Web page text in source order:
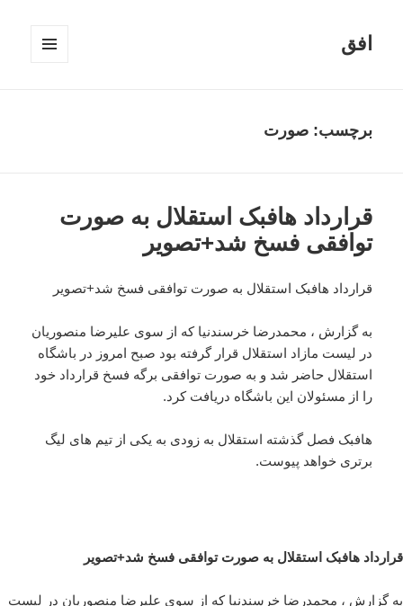
افق
برچسب:صورت
قرارداد هافبک استقلال به صورت
توافقی فسخ شد+تصویر
قرارداد هافبک استقلال به صورت توافقی فسخ شد+تصویر
به گزارش ، محمدرضا خرسندنیا که از سوی علیرضا منصوریان
در لیست مازاد استقلال قرار گرفته بود صبح امروز در باشگاه
استقلال حاضر شد و به صورت توافقی برگه فسخ قرارداد خود
را از مسئولان این باشگاه دریافت کرد.
هافبک فصل گذشته استقلال به زودی به یکی از تیم های لیگ
برتری خواهد پیوست.
قرارداد هافبک استقلال به صورت توافقی فسخ شد+تصویر
به گزارش ، محمدرضا خرسندنیا که از سوی علیرضا منصوریان در لیست